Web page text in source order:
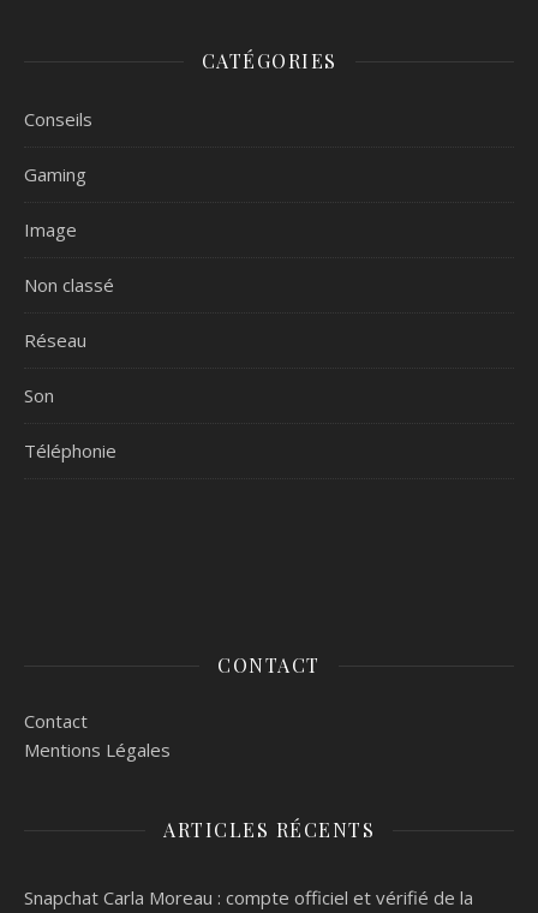
CATÉGORIES
Conseils
Gaming
Image
Non classé
Réseau
Son
Téléphonie
CONTACT
Contact
Mentions Légales
ARTICLES RÉCENTS
Snapchat Carla Moreau : compte officiel et vérifié de la